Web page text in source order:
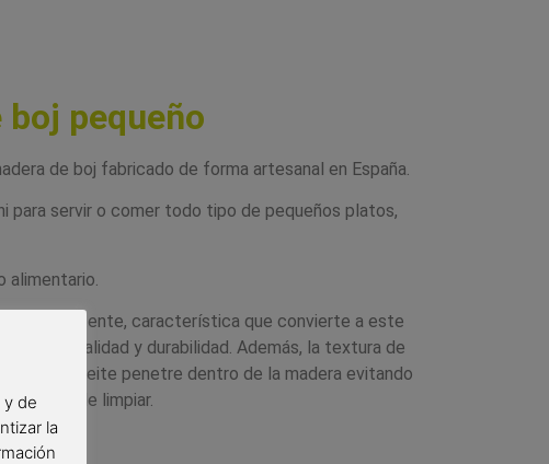
boj pequeño
de boj fabricado de forma artesanal en España.
para servir o comer todo tipo de pequeños platos,
alimentario.
resistente, característica que convierte a este
de gran calidad y durabilidad. Además, la textura de
que el aceite penetre dentro de la madera evitando
fácil de limpiar.
y de
la